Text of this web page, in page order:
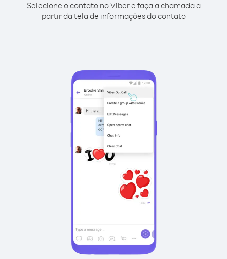
Selecione o contato no Viber e faça a chamada a
partir da tela de informações do contato